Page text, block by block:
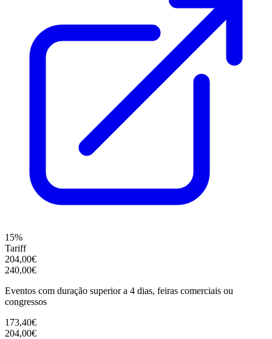
15%
Tariff
204,00€
240,00€
Eventos com duração superior a 4 dias, feiras comerciais ou
congressos
173,40€
204,00€